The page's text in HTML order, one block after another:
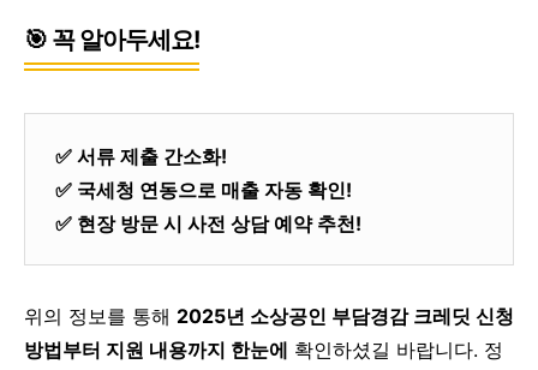
🎯 꼭 알아두세요!
✅ 서류 제출 간소화!
✅ 국세청 연동으로 매출 자동 확인!
✅ 현장 방문 시 사전 상담 예약 추천!
위의 정보를 통해 2025년 소상공인 부담경감 크레딧 신청
방법부터 지원 내용까지 한눈에 확인하셨길 바랍니다. 정